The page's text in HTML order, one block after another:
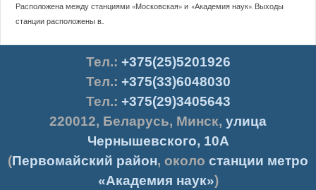
Расположена между станциями «Московская» и «Академия наук». Выходы
станции расположены в...
Тел.: +375(25)5201926
Тел.: +375(33)6048030
Тел.: +375(29)3405643
220012, Беларусь, Минск, улица
Чернышевского, 10А
(Первомайский район, около станции метро
«Академия наук»)